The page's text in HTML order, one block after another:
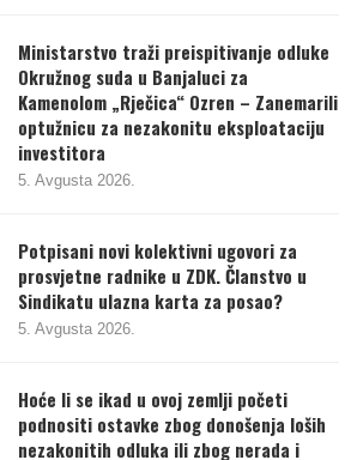
Ministarstvo traži preispitivanje odluke
Okružnog suda u Banjaluci za
Kamenolom „Rječica“ Ozren – Zanemarili
optužnicu za nezakonitu eksploataciju
investitora
5. Avgusta 2026.
Potpisani novi kolektivni ugovori za
prosvjetne radnike u ZDK. Članstvo u
Sindikatu ulazna karta za posao?
5. Avgusta 2026.
Hoće li se ikad u ovoj zemlji početi
podnositi ostavke zbog donošenja loših
nezakonitih odluka ili zbog nerada i